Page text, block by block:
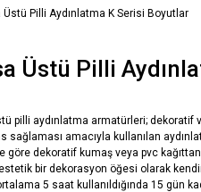
Üstü Pilli
pilli aydınlatma armatürleri; dekoratif
sağlaması amacıyla kullanılan
göre dekoratif kumaş veya pvc kağıttan
bir dekorasyon öğesi olarak
5 saat kullanıldığında 15 gün